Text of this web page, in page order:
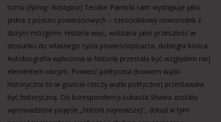
tomu (Epilog: Następca) Teodor Parnicki sam występuje jako
jedna z postaci powieściowych – sześciokilowy noworodek z
dużym mózgiem. Historia więc, widziana jako przeszłość w
stosunku do własnego życia powieściopisarza, dobiegła końca.
Autobiografia wpleciona w historię przestała być względem niej
elementem obcym. Powieść polityczna (bowiem wątki
historyczne to w gruncie rzeczy wątki polityczne) przestawała
być historyczną. Do korespondencji Łukasza Shawa zostało
wprowadzone pojęcie „historii najnowszej”, dotąd w tym